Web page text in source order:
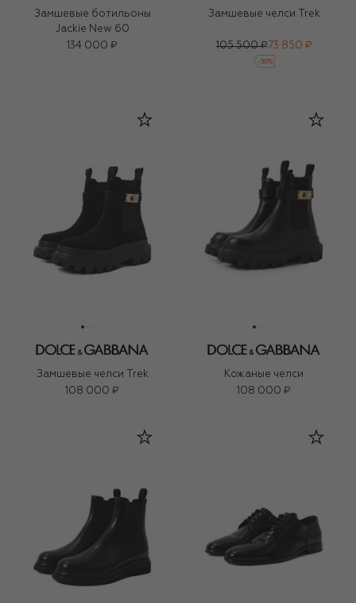
Замшевые ботильоны
Jackie New 60
134 000 ₽
Замшевые челси Trek
105 500 ₽73 850 ₽
-30%
Замшевые челси Trek
108 000 ₽
Кожаные челси
108 000 ₽